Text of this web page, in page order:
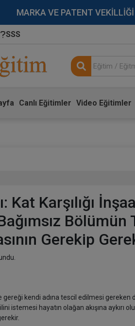
MARKA VE PATENT
SSS
Canlı Eğitimler Video Eğitimler
Kat Karşılığı
Bölümün
Gerekip
gereği kendi adına tescil edilmesi
istemesi hayatın olağan akışına aykırı